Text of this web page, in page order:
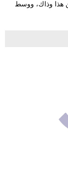
هذا وذاك، ووسط